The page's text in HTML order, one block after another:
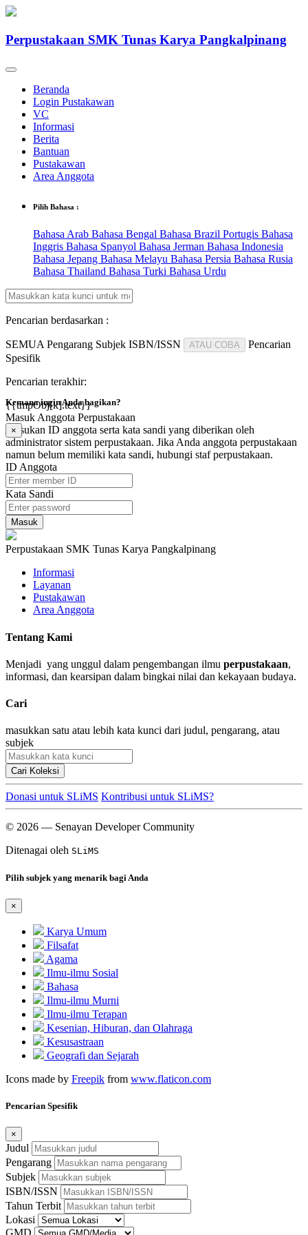
Perpustakaan SMK Tunas Karya Pangkalpinang
Beranda
Login Pustakawan
VC
Informasi
Berita
Bantuan
Pustakawan
Area Anggota
Pilih Bahasa :
Bahasa Arab Bahasa Bengal Bahasa Brazil Portugis Bahasa
Inggris Bahasa Spanyol Bahasa Jerman Bahasa Indonesia
Bahasa Jepang Bahasa Melayu Bahasa Persia Bahasa Rusia
Bahasa Thailand Bahasa Turki Bahasa Urdu
Pencarian berdasarkan :
SEMUA Pengarang Subjek ISBN/ISSN ATAU COBA
Pencarian
Spesifik
Pencarian terakhir:
{{tmpObj[k].text}}
Masuk Anggota Perpustakaan
Masukan ID anggota serta kata sandi yang diberikan oleh
administrator sistem perpustakaan. Jika Anda anggota perpustakaan
namun belum memiliki kata sandi, hubungi staf perpustakaan.
ID Anggota
Kata Sandi
Perpustakaan SMK Tunas Karya Pangkalpinang
Informasi
Layanan
Pustakawan
Area Anggota
Tentang Kami
Menjadi yang unggul dalam pengembangan ilmu perpustakaan,
informasi, dan kearsipan dalam bingkai nilai dan kekayaan budaya.
Cari
masukkan satu atau lebih kata kunci dari judul, pengarang, atau
subjek
Cari Koleksi
Donasi untuk SLiMS Kontribusi untuk SLiMS?
© 2026 — Senayan Developer Community
Ditenagai oleh SLiMS
Pilih subjek yang menarik bagi Anda
×
Karya Umum
Filsafat
Agama
Ilmu-ilmu Sosial
Bahasa
Ilmu-ilmu Murni
Ilmu-ilmu Terapan
Kesenian, Hiburan, dan Olahraga
Kesusastraan
Geografi dan Sejarah
Icons made by Freepik from www.flaticon.com
Pencarian Spesifik
×
Judul
Pengarang
Subjek
ISBN/ISSN
Tahun Terbit
Lokasi
Kemana ingin Anda bagikan?
×